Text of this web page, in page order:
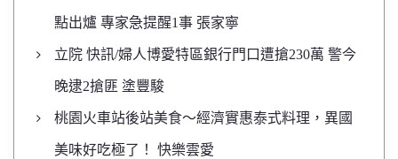
點出爐 專家急提醒1事 張家寧
立院 快訊/婦人博愛特區銀行門口遭搶230萬 警今
晚逮2搶匪 塗豐駿
桃園火車站後站美食～經濟實惠泰式料理，異國
美味好吃極了！ 快樂雲愛